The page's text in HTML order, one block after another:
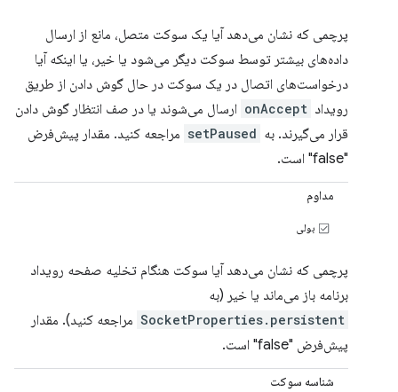
پرچمی که نشان می‌دهد آیا یک سوکت متصل، مانع از ارسال
داده‌های بیشتر توسط سوکت دیگر می‌شود یا خیر، یا اینکه آیا
درخواست‌های اتصال در یک سوکت در حال گوش دادن از طریق
رویداد onAccept ارسال می‌شوند یا در صف انتظار گوش دادن
قرار می‌گیرند. به setPaused مراجعه کنید. مقدار پیش‌فرض
"false" است.
مداوم
بولی
پرچمی که نشان می‌دهد آیا سوکت هنگام تخلیه صفحه رویداد
برنامه باز می‌ماند یا خیر (به
SocketProperties.persistent مراجعه کنید). مقدار
پیش‌فرض "false" است.
شناسه سوکت